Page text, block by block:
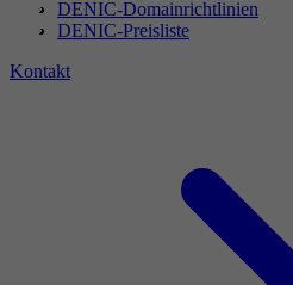
DENIC-Domainrichtlinien
DENIC-Preisliste
Kontakt